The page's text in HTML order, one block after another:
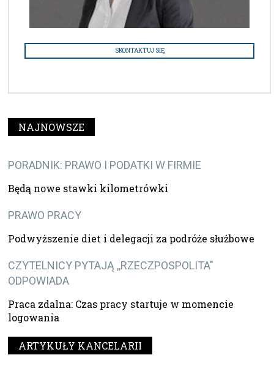
SKONTAKTUJ SIĘ
NAJNOWSZE
PORADNIK: PRAWO I PODATKI W FIRMIE
Będą nowe stawki kilometrówki
PRAWO PRACY
Podwyższenie diet i delegacji za podróże służbowe
CZYTELNICY PYTAJĄ ,,RZECZPOSPOLITA"
ODPOWIADA
Praca zdalna: Czas pracy startuje w momencie
logowania
ARTYKUŁY KANCELARII